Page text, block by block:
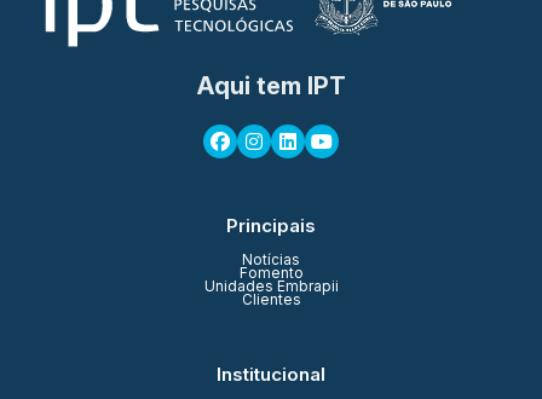
Aqui tem IPT
Principais
Notícias
Fomento
Unidades Embrapii
Clientes
Institucional